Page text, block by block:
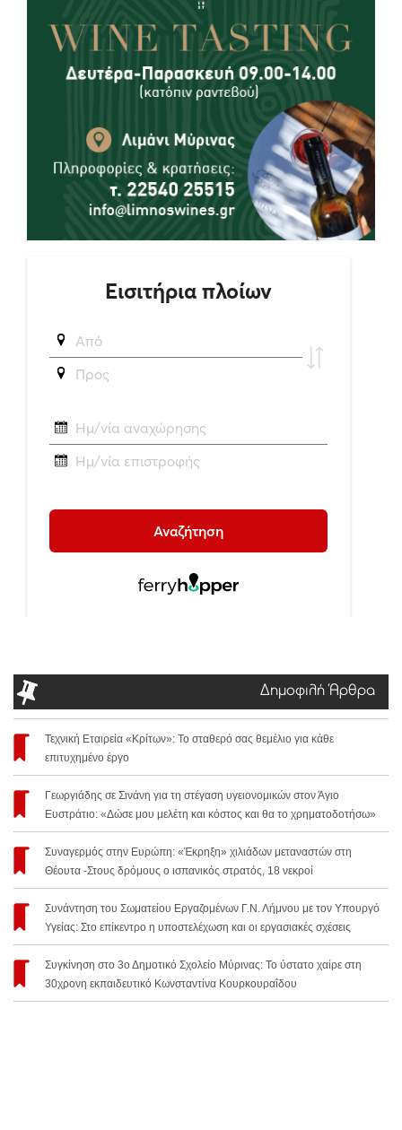
Δημοφιλή Άρθρα
Τεχνική Εταιρεία «Κρίτων»: Το σταθερό σας θεμέλιο για κάθε
επιτυχημένο έργο
Γεωργιάδης σε Σινάνη για τη στέγαση υγειονομικών στον Άγιο
Ευστράτιο: «Δώσε μου μελέτη και κόστος και θα το χρηματοδοτήσω»
Συναγερμός στην Ευρώπη: «Έκρηξη» χιλιάδων μεταναστών στη
Θέουτα -Στους δρόμους ο ισπανικός στρατός, 18 νεκροί
Συνάντηση του Σωματείου Εργαζομένων Γ.Ν. Λήμνου με τον Υπουργό
Υγείας: Στο επίκεντρο η υποστελέχωση και οι εργασιακές σχέσεις
Συγκίνηση στο 3ο Δημοτικό Σχολείο Μύρινας: Το ύστατο χαίρε στη
30χρονη εκπαιδευτικό Κωνσταντίνα Κουρκουραΐδου